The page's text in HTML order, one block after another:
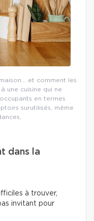
et comment les
une cuisine qui ne
en termes
surutilisés, même
dans la
à trouver,
invitant pour